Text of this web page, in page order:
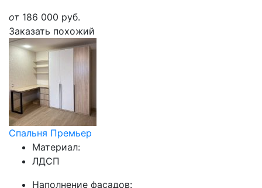
от 186 000 руб.
Заказать похожий
Спальня Премьер
Материал:
ЛДСП
Наполнение фасадов: